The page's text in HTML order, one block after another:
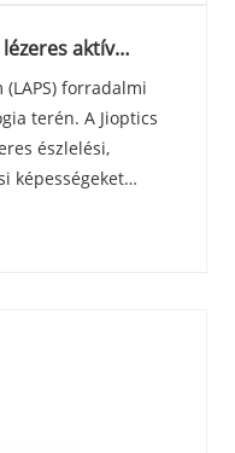
aktív
forradalmi
terén. A Jioptics
észlelési,
képességeket
szemben. E......